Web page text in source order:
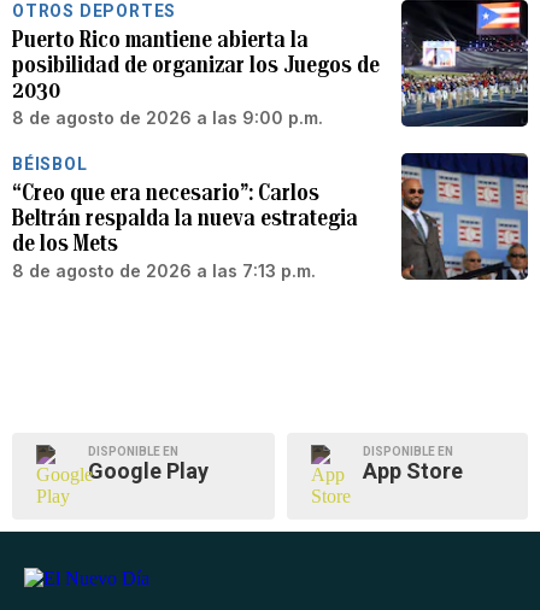
OTROS DEPORTES
Puerto Rico mantiene abierta la
posibilidad de organizar los Juegos de
2030
8 de agosto de 2026 a las 9:00 p.m.
BÉISBOL
“Creo que era necesario”: Carlos
Beltrán respalda la nueva estrategia
de los Mets
8 de agosto de 2026 a las 7:13 p.m.
DISPONIBLE EN
Google Play
DISPONIBLE EN
App Store